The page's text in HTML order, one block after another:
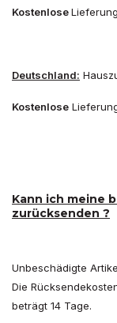
Kostenlose
Deutschland:
Kostenlose
Kann ich meine
zurücksenden ?
Unbeschädigte
Die
beträgt 14 Tage.